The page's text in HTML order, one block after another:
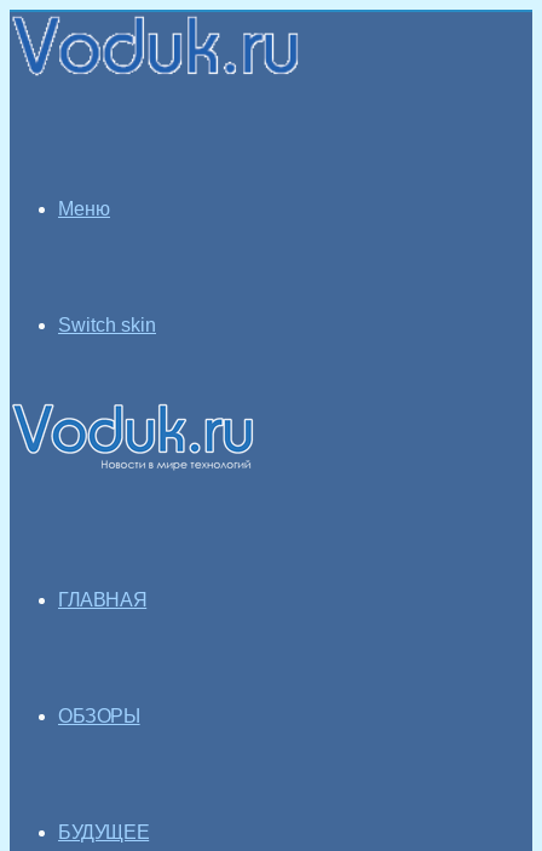
Меню
Switch skin
ГЛАВНАЯ
ОБЗОРЫ
БУДУЩЕЕ